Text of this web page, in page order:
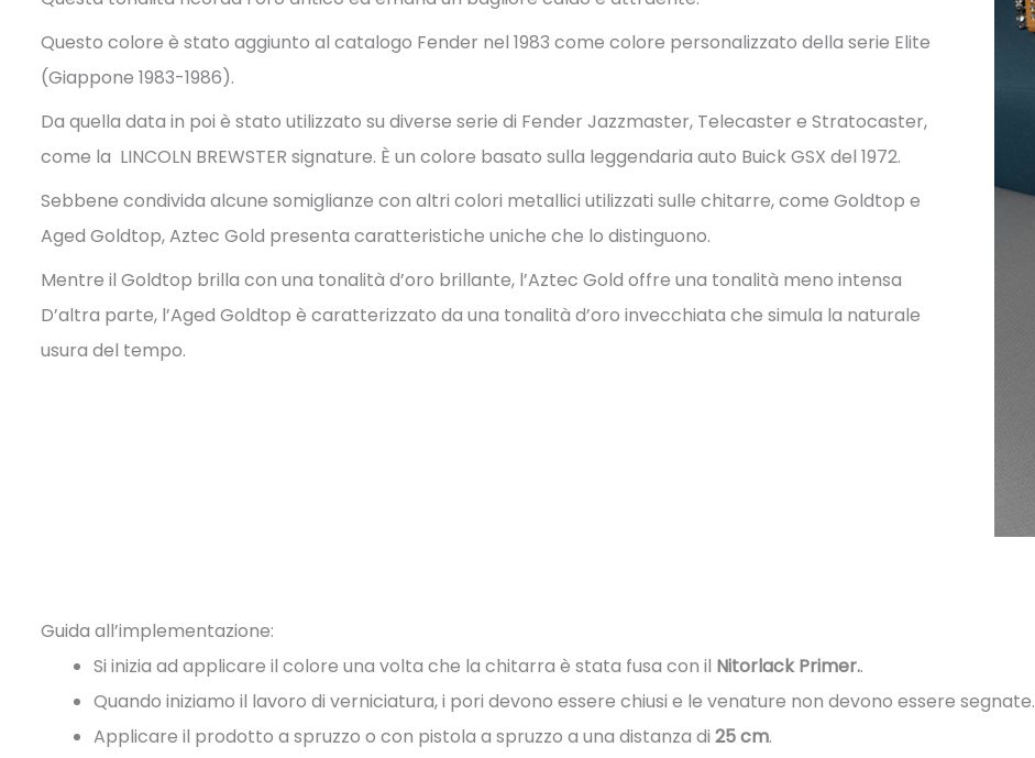
Questo colore è stato aggiunto al catalogo Fender nel 1983 come colore personalizzato della serie Elite
(Giappone 1983-1986).
Da quella data in poi è stato utilizzato su diverse serie di Fender Jazzmaster, Telecaster e Stratocaster,
come la LINCOLN BREWSTER signature. È un colore basato sulla leggendaria auto Buick GSX del 1972.
Sebbene condivida alcune somiglianze con altri colori metallici utilizzati sulle chitarre, come Goldtop e
Aged Goldtop, Aztec Gold presenta caratteristiche uniche che lo distinguono.
Mentre il Goldtop brilla con una tonalità d’oro brillante, l’Aztec Gold offre una tonalità meno intensa
D’altra parte, l’Aged Goldtop è caratterizzato da una tonalità d’oro invecchiata che simula la naturale
usura del tempo.
Guida all’implementazione:
Si inizia ad applicare il colore una volta che la chitarra è stata fusa con il Nitorlack Primer..
Quando iniziamo il lavoro di verniciatura, i pori devono essere chiusi e le venature non devono essere segnate.
Applicare il prodotto a spruzzo o con pistola a spruzzo a una distanza di 25 cm.